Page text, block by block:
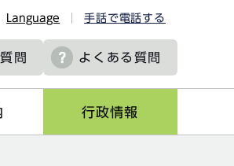
Language 手話で電話する
質問 よくある質問
行政情報